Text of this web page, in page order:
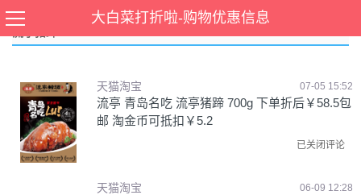
大白菜打折啦-购物优惠信息
天猫淘宝 07-05 15:52
流亭 青岛名吃 流亭猪蹄 700g 下单折后￥58.5包
邮 淘金币可抵扣￥5.2
已关闭评论
天猫淘宝 06-09 12:28